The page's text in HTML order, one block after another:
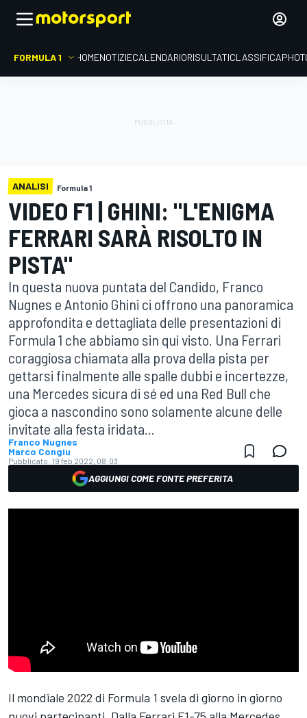
FORMULA 1 HOMENOTIZIECALENDARIORISULTATICLASSIFICA
ANALISI Formula 1
VIDEO F1 | GHINI: "L'ENIGMA
FERRARI SARÀ RISOLTO IN
PISTA"
In questa nuova puntata del Candido, Franco
Nugnes e Antonio Ghini ci offrono una panoramica
approfondita e dettagliata delle presentazioni di
Formula 1 che abbiamo sin qui visto. Una Ferrari
coraggiosa chiamata alla prova della pista per
gettarsi finalmente alle spalle dubbi e incertezze,
una Mercedes sicura di sé ed una Red Bull che
gioca a nascondino sono solamente alcune delle
invitate alla festa iridata...
Franco Nugnes
Marco Congiu
Pubblicato: 19 feb 2022, 08:03
AGGIUNGI COME FONTE PREFERITA
Il mondiale 2022 di Formula 1 svela di giorno in giorno